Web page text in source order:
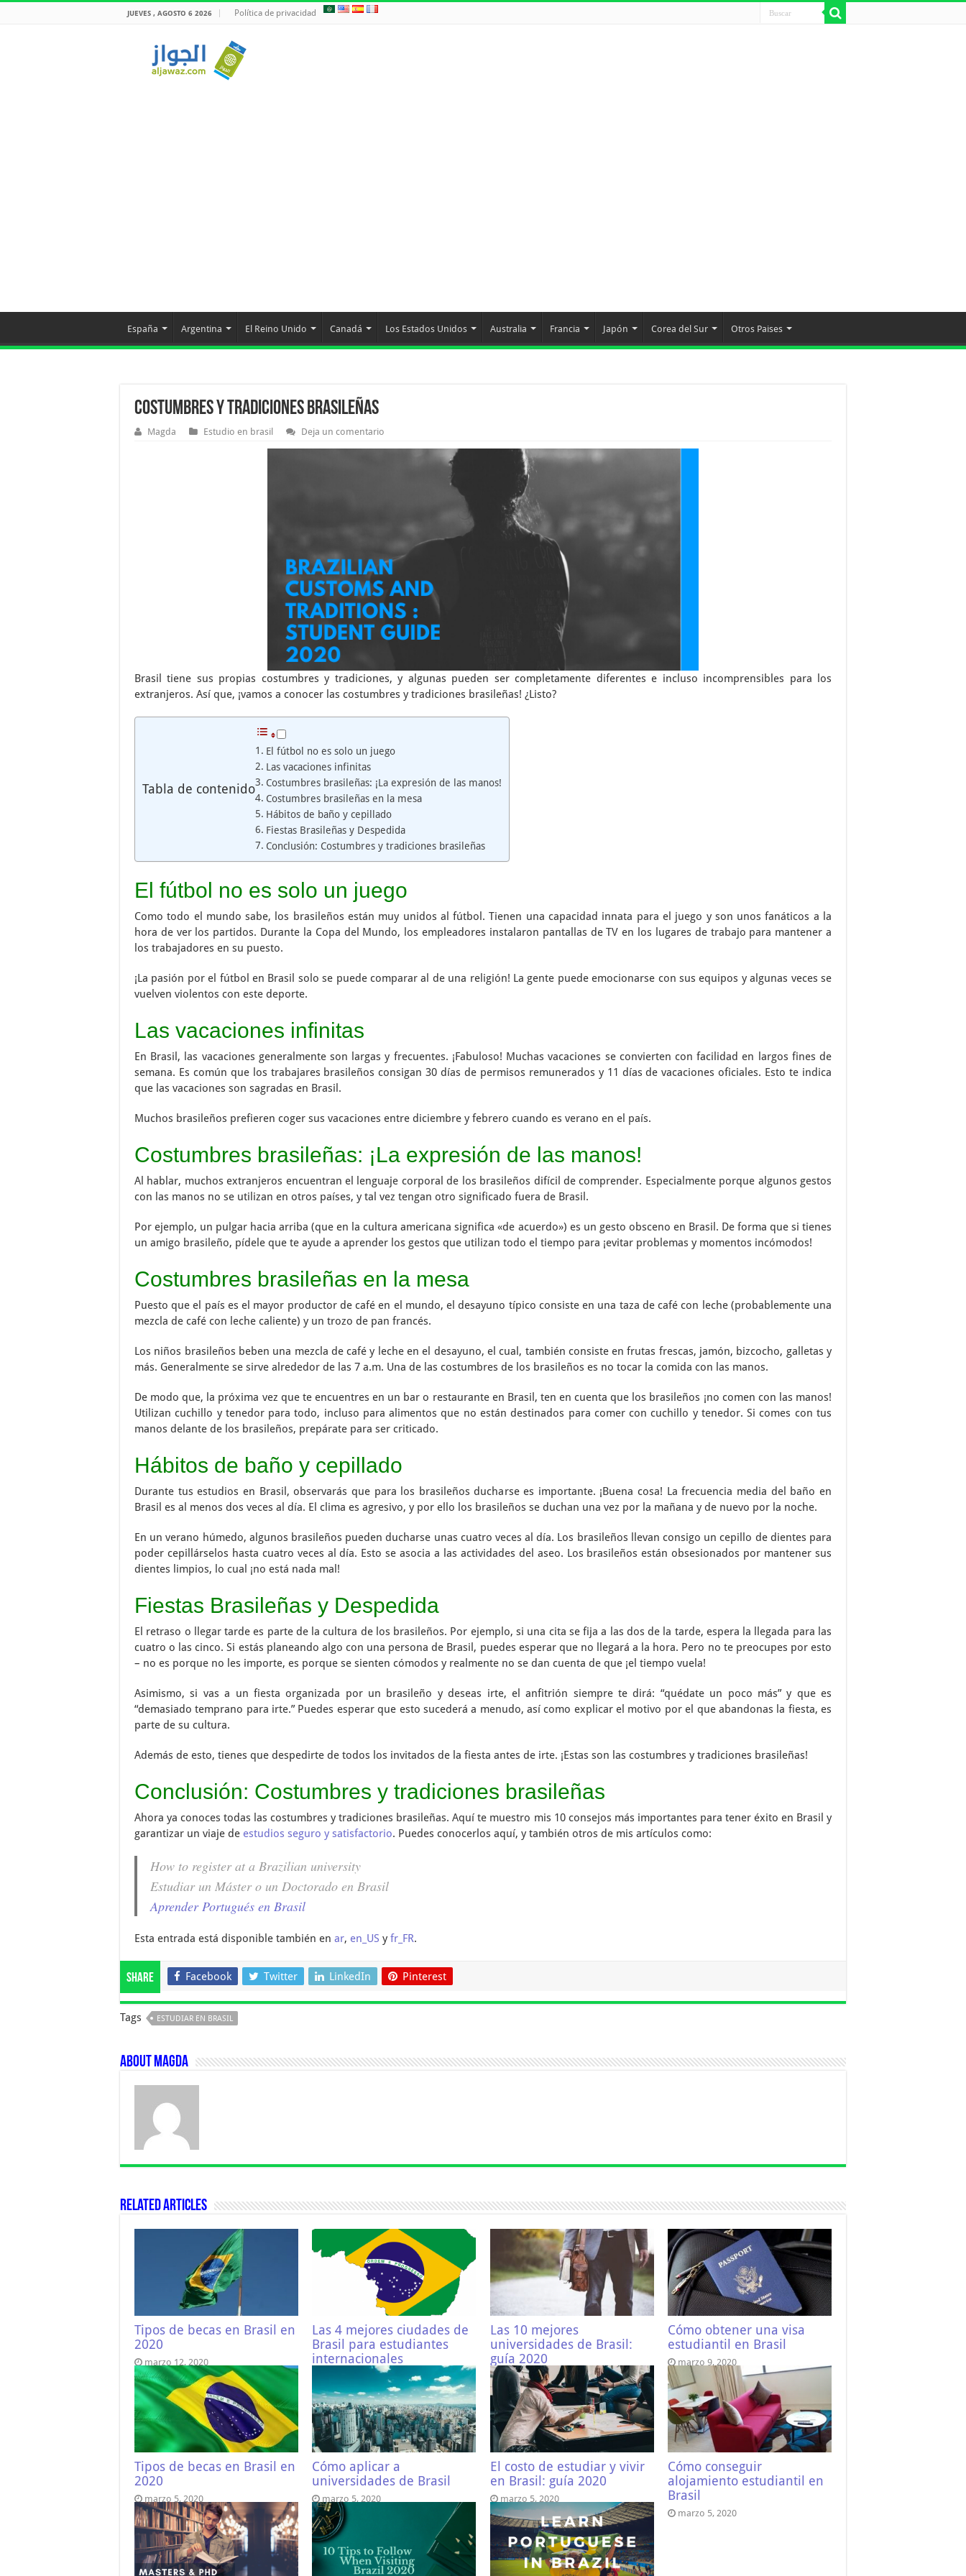
JUEVES , AGOSTO 6 2026 Política de privacidad
España Argentina El Reino Unido Canadá Los Estados Unidos Australia Francia Japón Corea del Sur Otros Paises
Costumbres y Tradiciones Brasileñas
Magda Estudio en brasil Deja un comentario
Brasil tiene sus propias costumbres y tradiciones, y algunas pueden ser completamente diferentes e incluso incomprensibles para los
extranjeros. Así que, ¡vamos a conocer las costumbres y tradiciones brasileñas! ¿Listo?
Tabla de contenido
El fútbol no es solo un juego
Las vacaciones infinitas
Costumbres brasileñas: ¡La expresión de las manos!
Costumbres brasileñas en la mesa
Hábitos de baño y cepillado
Fiestas Brasileñas y Despedida
Conclusión: Costumbres y tradiciones brasileñas
El fútbol no es solo un juego
Como todo el mundo sabe, los brasileños están muy unidos al fútbol. Tienen una capacidad innata para el juego y son unos fanáticos a la
hora de ver los partidos. Durante la Copa del Mundo, los empleadores instalaron pantallas de TV en los lugares de trabajo para mantener a
los trabajadores en su puesto.
¡La pasión por el fútbol en Brasil solo se puede comparar al de una religión! La gente puede emocionarse con sus equipos y algunas veces se
vuelven violentos con este deporte.
Las vacaciones infinitas
En Brasil, las vacaciones generalmente son largas y frecuentes. ¡Fabuloso! Muchas vacaciones se convierten con facilidad en largos fines de
semana. Es común que los trabajares brasileños consigan 30 días de permisos remunerados y 11 días de vacaciones oficiales. Esto te indica
que las vacaciones son sagradas en Brasil.
Muchos brasileños prefieren coger sus vacaciones entre diciembre y febrero cuando es verano en el país.
Costumbres brasileñas: ¡La expresión de las manos!
Al hablar, muchos extranjeros encuentran el lenguaje corporal de los brasileños difícil de comprender. Especialmente porque algunos gestos
con las manos no se utilizan en otros países, y tal vez tengan otro significado fuera de Brasil.
Por ejemplo, un pulgar hacia arriba (que en la cultura americana significa «de acuerdo») es un gesto obsceno en Brasil. De forma que si tienes
un amigo brasileño, pídele que te ayude a aprender los gestos que utilizan todo el tiempo para ¡evitar problemas y momentos incómodos!
Costumbres brasileñas en la mesa
Puesto que el país es el mayor productor de café en el mundo, el desayuno típico consiste en una taza de café con leche (probablemente una
mezcla de café con leche caliente) y un trozo de pan francés.
Los niños brasileños beben una mezcla de café y leche en el desayuno, el cual, también consiste en frutas frescas, jamón, bizcocho, galletas y
más. Generalmente se sirve alrededor de las 7 a.m. Una de las costumbres de los brasileños es no tocar la comida con las manos.
De modo que, la próxima vez que te encuentres en un bar o restaurante en Brasil, ten en cuenta que los brasileños ¡no comen con las manos!
Utilizan cuchillo y tenedor para todo, incluso para alimentos que no están destinados para comer con cuchillo y tenedor. Si comes con tus
manos delante de los brasileños, prepárate para ser criticado.
Hábitos de baño y cepillado
Durante tus estudios en Brasil, observarás que para los brasileños ducharse es importante. ¡Buena cosa! La frecuencia media del baño en
Brasil es al menos dos veces al día. El clima es agresivo, y por ello los brasileños se duchan una vez por la mañana y de nuevo por la noche.
En un verano húmedo, algunos brasileños pueden ducharse unas cuatro veces al día. Los brasileños llevan consigo un cepillo de dientes para
poder cepillárselos hasta cuatro veces al día. Esto se asocia a las actividades del aseo. Los brasileños están obsesionados por mantener sus
dientes limpios, lo cual ¡no está nada mal!
Fiestas Brasileñas y Despedida
El retraso o llegar tarde es parte de la cultura de los brasileños. Por ejemplo, si una cita se fija a las dos de la tarde, espera la llegada para las
cuatro o las cinco. Si estás planeando algo con una persona de Brasil, puedes esperar que no llegará a la hora. Pero no te preocupes por esto
– no es porque no les importe, es porque se sienten cómodos y realmente no se dan cuenta de que ¡el tiempo vuela!
Asimismo, si vas a un fiesta organizada por un brasileño y deseas irte, el anfitrión siempre te dirá: “quédate un poco más” y que es
“demasiado temprano para irte.” Puedes esperar que esto sucederá a menudo, así como explicar el motivo por el que abandonas la fiesta, es
parte de su cultura.
Además de esto, tienes que despedirte de todos los invitados de la fiesta antes de irte. ¡Estas son las costumbres y tradiciones brasileñas!
Conclusión: Costumbres y tradiciones brasileñas
Ahora ya conoces todas las costumbres y tradiciones brasileñas. Aquí te muestro mis 10 consejos más importantes para tener éxito en Brasil y
garantizar un viaje de estudios seguro y satisfactorio. Puedes conocerlos aquí, y también otros de mis artículos como:
How to register at a Brazilian university
Estudiar un Máster o un Doctorado en Brasil
Aprender Portugués en Brasil
Esta entrada está disponible también en ar, en_US y fr_FR.
Share Facebook Twitter LinkedIn Pinterest
Tags ESTUDIAR EN BRASIL
About Magda
Related Articles
Tipos de becas en Brasil en
2020
marzo 12, 2020
Las 4 mejores ciudades de
Brasil para estudiantes
internacionales
marzo 9, 2020
Las 10 mejores
universidades de Brasil:
guía 2020
marzo 9, 2020
Cómo obtener una visa
estudiantil en Brasil
marzo 9, 2020
Tipos de becas en Brasil en
2020
marzo 5, 2020
Cómo aplicar a
universidades de Brasil
marzo 5, 2020
El costo de estudiar y vivir
en Brasil: guía 2020
marzo 5, 2020
Cómo conseguir
alojamiento estudiantil en
Brasil
marzo 5, 2020